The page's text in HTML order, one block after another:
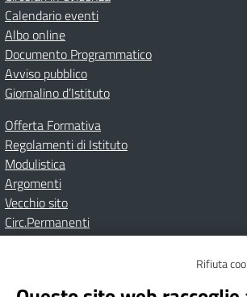
Calendario eventi
Albo online
Documento Programmatico
Avviso pubblico
Giornalino d’Istituto
Offerta Formativa
Regolamenti di Istituto
Modulistica
Argomenti
Vecchio sito
Circ.Permanenti
Albo online
Dichiarazione di accessibilità
Note
Rifiuta